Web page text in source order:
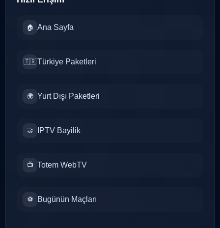
🏠 Ana Sayfa
🇹🇷Türkiye Paketleri
🌍 Yurt Dışı Paketleri
🤝 IPTV Bayilik
📺 Totem WebTV
⚽ Bugünün Maçları